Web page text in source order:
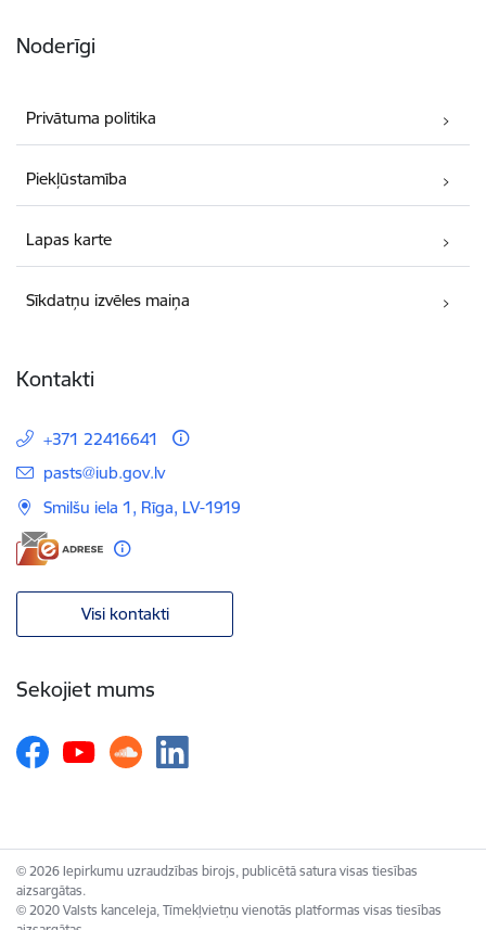
Noderīgi
Privātuma politika
Piekļūstamība
Lapas karte
Sīkdatņu izvēles maiņa
Kontakti
+371 22416641
E-pasts:
pasts@iub.gov.lv
Smilšu iela 1, Rīga, LV-1919
Visi kontakti
Sekojiet mums
© 2026 Iepirkumu uzraudzības birojs, publicētā satura visas tiesības
aizsargātas.
© 2020 Valsts kanceleja, Tīmekļvietņu vienotās platformas visas tiesības